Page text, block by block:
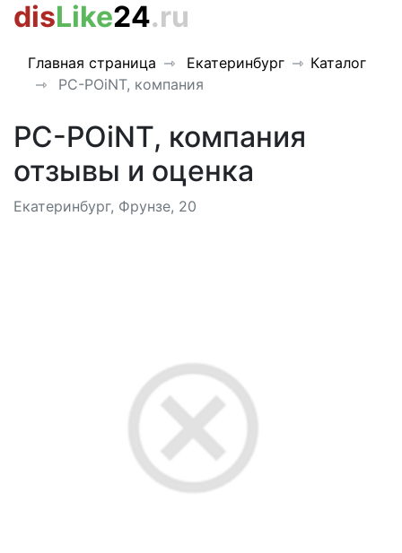
disLike24.ru
Главная страница Екатеринбург
Каталог
PC-POiNT, компания
PC-POiNT, компания
отзывы и оценка
Екатеринбург, Фрунзе, 20